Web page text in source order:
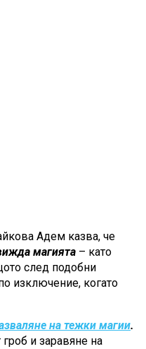
Адем казва, че
магията – като
след подобни
изключение, когато
на тежки магии.
и заравяне на